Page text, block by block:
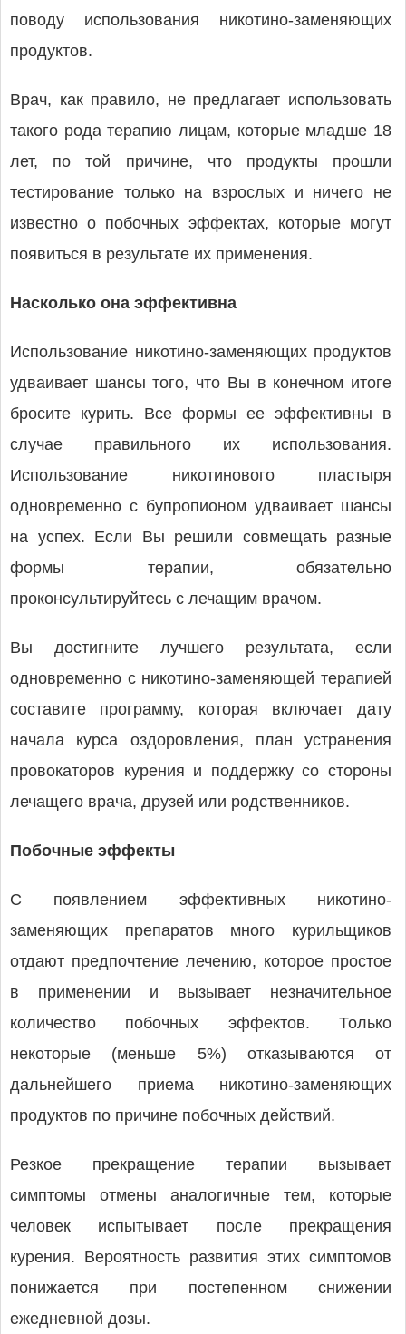
поводу использования никотино-заменяющих
продуктов.
Врач, как правило, не предлагает использовать
такого рода терапию лицам, которые младше 18
лет, по той причине, что продукты прошли
тестирование только на взрослых и ничего не
известно о побочных эффектах, которые могут
появиться в результате их применения.
Насколько она эффективна
Использование никотино-заменяющих продуктов
удваивает шансы того, что Вы в конечном итоге
бросите курить. Все формы ее эффективны в
случае правильного их использования.
Использование никотинового пластыря
одновременно с бупропионом удваивает шансы
на успех. Если Вы решили совмещать разные
формы терапии, обязательно
проконсультируйтесь с лечащим врачом.
Вы достигните лучшего результата, если
одновременно с никотино-заменяющей терапией
составите программу, которая включает дату
начала курса оздоровления, план устранения
провокаторов курения и поддержку со стороны
лечащего врача, друзей или родственников.
Побочные эффекты
С появлением эффективных никотино-
заменяющих препаратов много курильщиков
отдают предпочтение лечению, которое простое
в применении и вызывает незначительное
количество побочных эффектов. Только
некоторые (меньше 5%) отказываются от
дальнейшего приема никотино-заменяющих
продуктов по причине побочных действий.
Резкое прекращение терапии вызывает
симптомы отмены аналогичные тем, которые
человек испытывает после прекращения
курения. Вероятность развития этих симптомов
понижается при постепенном снижении
ежедневной дозы.